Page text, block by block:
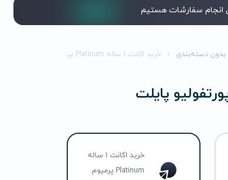
انجام سفارشات هستیم
بدون دسته‌بندی خرید اکانت 1 ساله Platinum پرمیوم پورتفولیو‌ پایلت
خرید اکانت 1 ساله
Platinum پرمیوم